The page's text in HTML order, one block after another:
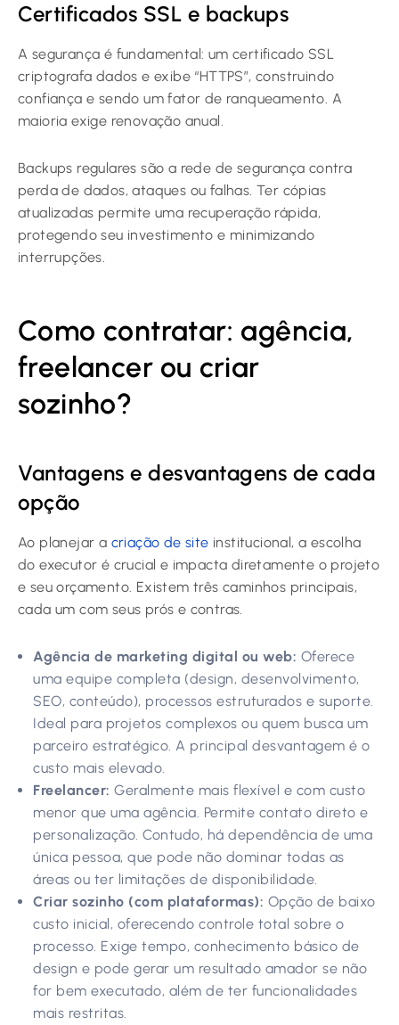
Certificados SSL e backups
A segurança é fundamental: um certificado SSL
criptografa dados e exibe “HTTPS”, construindo
confiança e sendo um fator de ranqueamento. A
maioria exige renovação anual.
Backups regulares são a rede de segurança contra
perda de dados, ataques ou falhas. Ter cópias
atualizadas permite uma recuperação rápida,
protegendo seu investimento e minimizando
interrupções.
Como contratar: agência,
freelancer ou criar
sozinho?
Vantagens e desvantagens de cada
opção
Ao planejar a criação de site institucional, a escolha
do executor é crucial e impacta diretamente o projeto
e seu orçamento. Existem três caminhos principais,
cada um com seus prós e contras.
Agência de marketing digital ou web: Oferece
uma equipe completa (design, desenvolvimento,
SEO, conteúdo), processos estruturados e suporte.
Ideal para projetos complexos ou quem busca um
parceiro estratégico. A principal desvantagem é o
custo mais elevado.
Freelancer: Geralmente mais flexível e com custo
menor que uma agência. Permite contato direto e
personalização. Contudo, há dependência de uma
única pessoa, que pode não dominar todas as
áreas ou ter limitações de disponibilidade.
Criar sozinho (com plataformas): Opção de baixo
custo inicial, oferecendo controle total sobre o
processo. Exige tempo, conhecimento básico de
design e pode gerar um resultado amador se não
for bem executado, além de ter funcionalidades
mais restritas.